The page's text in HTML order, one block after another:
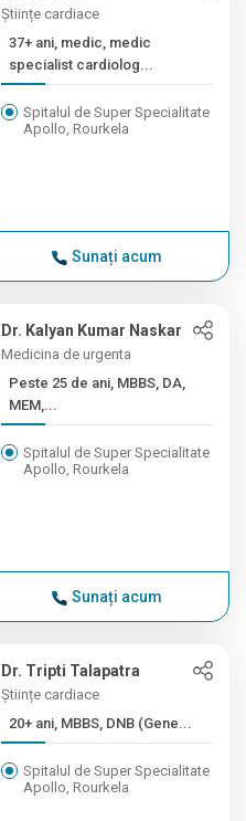
Științe cardiace
37+ ani, medic, medic
specialist cardiolog...
Spitalul de Super Specialitate
Apollo, Rourkela
Sunați acum
Dr. Kalyan Kumar Naskar
Medicina de urgenta
Peste 25 de ani, MBBS, DA,
MEM,...
Spitalul de Super Specialitate
Apollo, Rourkela
Sunați acum
Dr. Tripti Talapatra
Științe cardiace
20+ ani, MBBS, DNB (Gene...
Spitalul de Super Specialitate
Apollo, Rourkela